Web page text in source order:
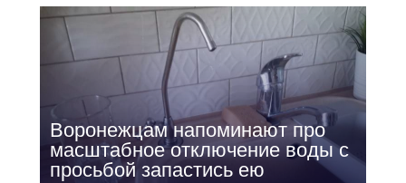
Воронежцам напоминают про
масштабное отключение воды с
просьбой запастись ею